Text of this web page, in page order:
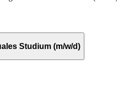
Studium (m/w/d)